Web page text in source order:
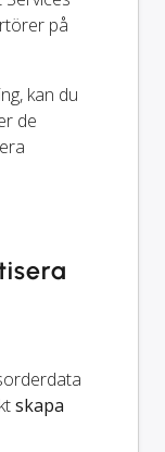
på
kan du
de
skapa